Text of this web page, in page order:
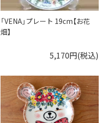
「VENA」プレート 19cm【お花
畑】
5,170円(税込)